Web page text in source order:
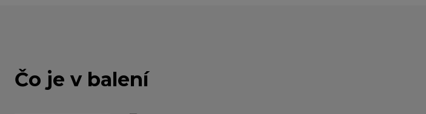
Čo je v balení